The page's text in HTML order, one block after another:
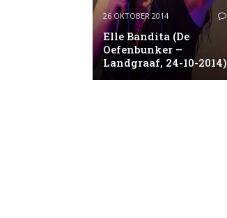
26 OKTOBER 2014
Elle Bandita (De
Oefenbunker –
Landgraaf, 24-10-2014)